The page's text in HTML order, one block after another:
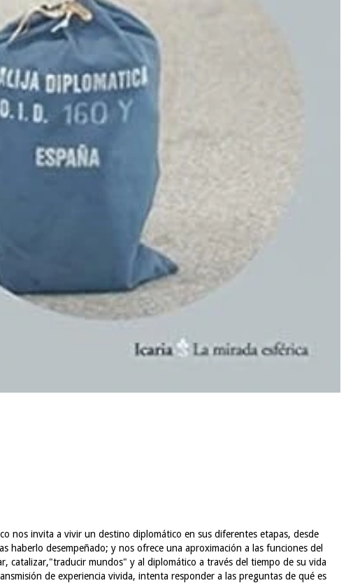
nos invita a vivir un destino diplomático en sus diferentes etapas, desde
haberlo desempeñado; y nos ofrece una aproximación a las funciones del
catalizar,"traducir mundos" y al diplomático a través del tiempo de su vida
de experiencia vivida, intenta responder a las preguntas de qué es